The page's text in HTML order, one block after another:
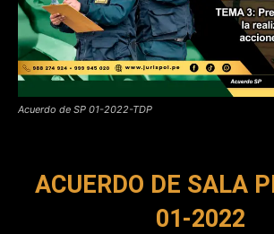
Acuerdo de SP 01-2022-TDP
ACUERDO DE SALA
01-2022